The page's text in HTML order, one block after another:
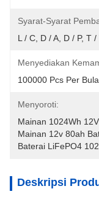
Syarat-Syarat
L / C, D / A, D / P, T
Menyediakan
100000 Pcs Per
Menyoroti:
Mainan 1024Wh
Mainan 12v 80ah
Baterai LiFePO4
Deskripsi